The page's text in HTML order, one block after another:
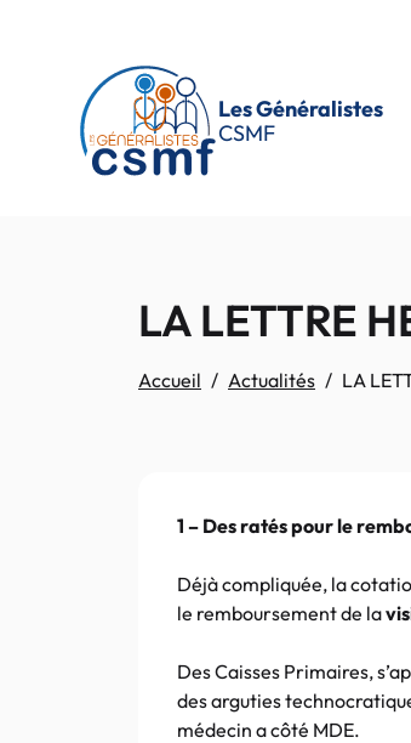
Les Généralistes
CSMF
LA LETTRE
Accueil Actualités LA
1 – Des ratés pour le
Déjà compliquée, la
le remboursement de la
Des Caisses Primaires,
des arguties
médecin a côté MDE.